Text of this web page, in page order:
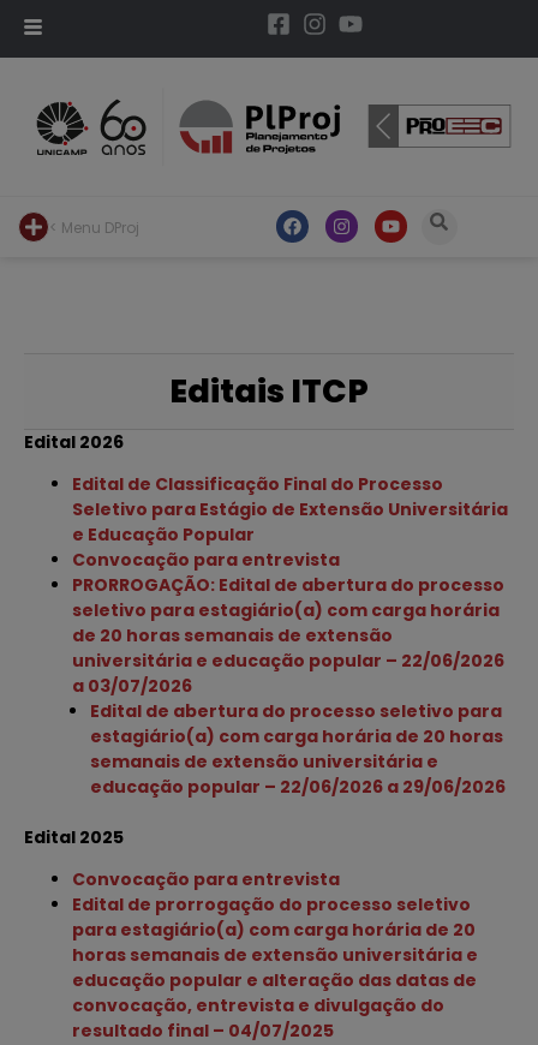
< Menu DProj
Editais ITCP
Edital 2026
Edital de Classificação Final do Processo
Seletivo para Estágio de Extensão Universitária
e Educação Popular
Convocação para entrevista
PRORROGAÇÃO: Edital de abertura do processo
seletivo para estagiário(a) com carga horária
de 20 horas semanais de extensão
universitária e educação popular – 22/06/2026
a 03/07/2026
Edital de abertura do processo seletivo para
estagiário(a) com carga horária de 20 horas
semanais de extensão universitária e
educação popular – 22/06/2026 a 29/06/2026
Edital 2025
Convocação para entrevista
Edital de prorrogação do processo seletivo
para estagiário(a) com carga horária de 20
horas semanais de extensão universitária e
educação popular e alteração das datas de
convocação, entrevista e divulgação do
resultado final – 04/07/2025